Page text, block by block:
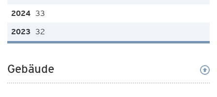
33
32
Gebäude